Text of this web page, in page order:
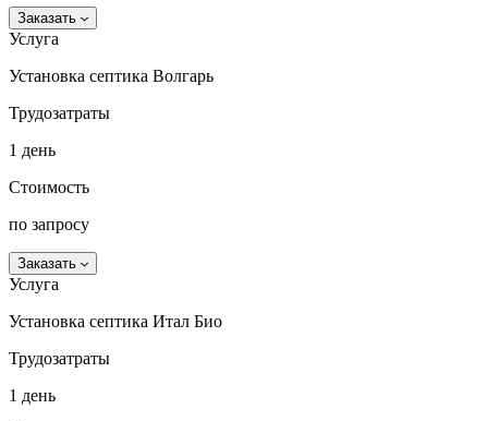
Заказать
Услуга
Установка септика Волгарь
Трудозатраты
1 день
Стоимость
по запросу
Заказать
Услуга
Установка септика Итал Био
Трудозатраты
1 день